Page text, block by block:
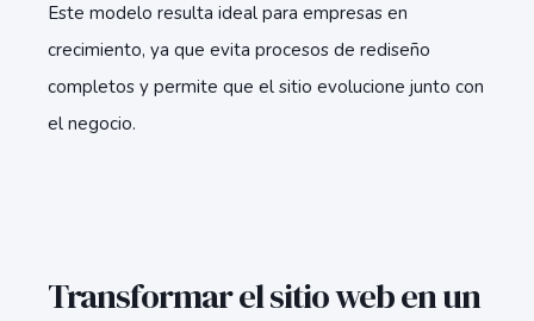
Este modelo resulta ideal para empresas en
crecimiento, ya que evita procesos de rediseño
completos y permite que el sitio evolucione junto con
el negocio.
Transformar el sitio web en un